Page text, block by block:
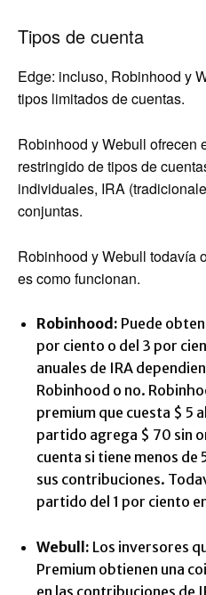
Tipos de cuenta
Edge: incluso, Robinhood y
tipos limitados de cuentas.
Robinhood y Webull ofrecen
restringido de tipos de
individuales, IRA
conjuntas.
Robinhood y Webull todavía
es como funcionan.
Robinhood: Puede
por ciento o del 3 por
anuales de IRA
Robinhood o no.
premium que cuesta $ 5
partido agrega $ 70 sin
cuenta si tiene menos
sus contribuciones.
partido del 1 por ciento
Webull: Los inversores
Premium obtienen una